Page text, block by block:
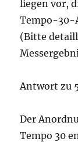
liegen vor,
Tempo-30-
(Bitte
Antwort zu
Der
Tempo 30